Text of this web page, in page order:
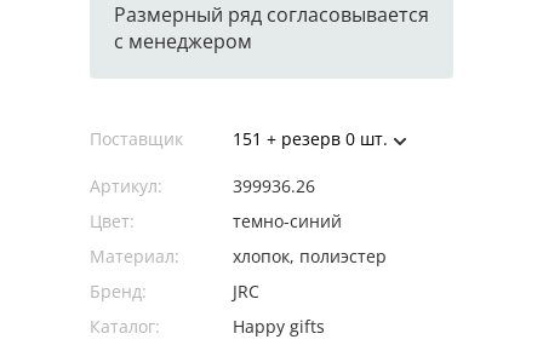
Размерный ряд согласовывается
с менеджером
Поставщик 151 + резерв 0 шт.
Артикул:
399936.26
Цвет:
темно-синий
Материал:
хлопок, полиэстер
Бренд:
JRC
Каталог:
Happy gifts